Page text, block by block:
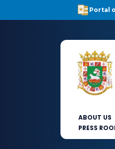
Portal
ABOUT US
PRESS